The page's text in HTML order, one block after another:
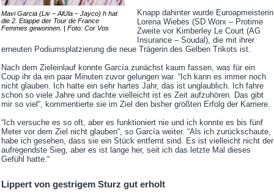
Mavi Garcia (Liv – AlUla – Jayco) h hat
die 2. Etappe der Tour de France
Femmes gewonnen. | Foto: Cor Vos
Knapp dahinter wurde Euroapmeisterin
Lorena Wiebes (SD Worx – Protime
Zweite vor Kimberley Le Court (AG
Insurance – Soudal), die mit ihrer
erneuten Podiumsplatzierung die neue Trägerin des Gelben Trikots ist.
Nach dem Zieleinlauf konnte García zunächst kaum fassen, was für ein
Coup ihr da ein paar Minuten zuvor gelungen war. “Ich kann es immer noch
nicht glauben. Ich hatte ein sehr hartes Jahr, das ist unglaublich. Ich fahre
schon so viele Jahre und dachte vielleicht ist es Zeit aufzuhören. Das gibt
mir so viel“, kommentierte sie im Ziel den bisher größten Erfolg der Karriere.
“Ich versuche es so oft, aber es funktioniert nie und ich konnte es bis fünf
Meter vor dem Ziel nicht glauben“, so García weiter. “Als ich zurückschaute,
habe ich gesehen, dass sie ein Stück entfernt sind. Es ist vielleicht nicht der
aufregendste Sieg, aber es ist lange her, seit ich das letzte Mal dieses
Gefühl hatte.“
Lippert von gestrigem Sturz gut erholt